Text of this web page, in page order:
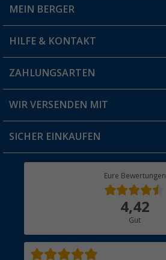
Filiale finden
MEIN BERGER
Vorteilskarte
Blog
Jobs & Karriere
HILFE & KONTAKT
FAQ & Kontakt
Versandinformationen
Rücksendung
ZAHLUNGSARTEN
WIR VERSENDEN MIT
SICHER EINKAUFEN
Eure Bewertungen
4,42
Gut